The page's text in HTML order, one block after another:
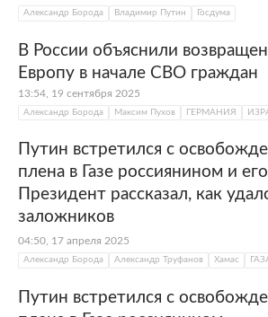
Александр Борода Владимир Путин Госдума
В России объяснили
Европу в начале СВО граждан
13:54, 19 сентября 2025
Александр Борода Максим Пухов ГЕРМАНИЯ
Путин встретился с
плена в Газе россиянином и
Президент рассказал, как
заложников
04:50, 17 апреля 2025
Александр Борода Александр Труфанов Хамас
Путин встретился с